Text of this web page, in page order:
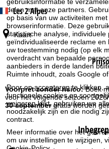
gebruiksinformatie te
delen met onze partners.
op basis van uw activiteiten
browserinformatie. Deze
statistische analyse,
geïndividualiseerde reclame
uw toestemming nodig (op elk
overdracht van bepaalde
aanbieders in derde landen
Ruimte inhoudt, zoals Google
Door opaccepterente klikken,
functionele cookies en
weigerenklikt, gebruiken we
noodzakelijk zijn en die nodig
contract.
Meer informatie over het
om uw instellingen te wijzigen,
a
r
t
p
a
g
i
Les 2 Alpes
Kaart
Voorpret zonder risico:Boek
voor het volgende seizoen
30 septembergratis worden